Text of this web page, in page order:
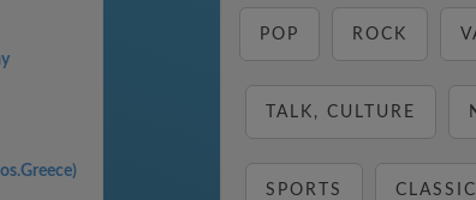
POP ROCK
TALK, CULTURE
SPORTS